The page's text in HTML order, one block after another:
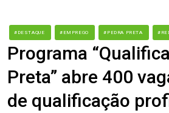
#DESTAQUE #EMPREGO #PEDRA PRETA
Programa
Preta” abre 400
de qualificação